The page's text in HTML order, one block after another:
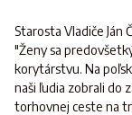
Starosta Vladiče
"Ženy sa
korytárstvu. Na
naši ľudia zobrali do
torhovnej ceste na